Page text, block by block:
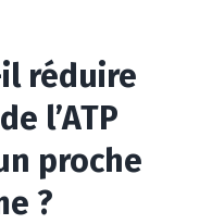
réduire
l’ATP
proche
?